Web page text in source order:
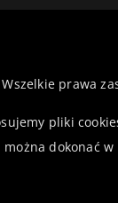
prawa
pliki
dokonać